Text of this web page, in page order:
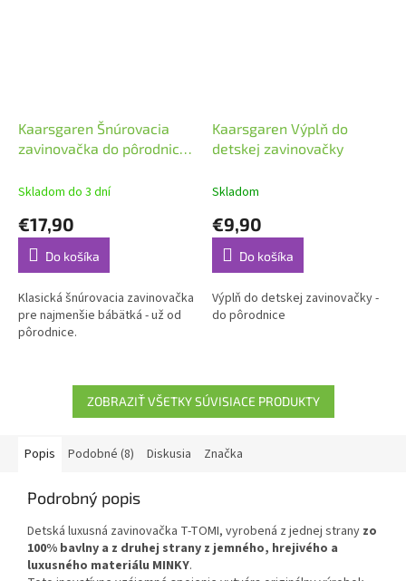
Kaarsgaren Šnúrovacia
zavinovačka do pôrodnice
Skladom do 3 dní
€17,90
Do košíka
Klasická šnúrovacia zavinovačka
pre najmenšie bábätká - už od
pôrodnice.
Kaarsgaren Výplň do
detskej zavinovačky
Skladom
€9,90
Do košíka
Výplň do detskej zavinovačky -
do pôrodnice
ZOBRAZIŤ VŠETKY SÚVISIACE PRODUKTY
Popis Podobné (8) Diskusia Značka
Podrobný popis
Detská luxusná zavinovačka T-TOMI, vyrobená z jednej strany zo
100% bavlny a z druhej strany z jemného, hrejivého a
luxusného materiálu MINKY.